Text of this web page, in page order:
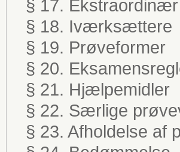
§ 17.
§ 18. Iværksættere
§ 19. Prøveformer
§ 20.
§ 21. Hjælpemidler
§ 22. Særlige
§ 23. Afholdelse af